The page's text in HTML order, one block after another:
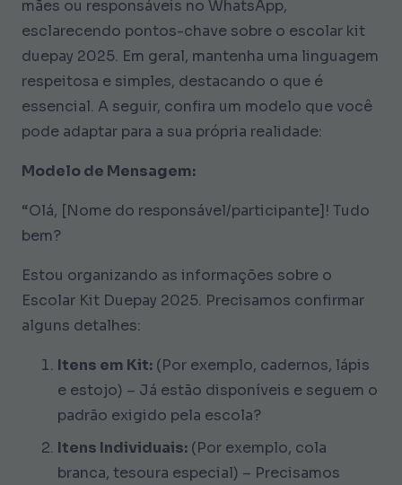
mães ou responsáveis no WhatsApp,
esclarecendo pontos-chave sobre o escolar kit
duepay 2025. Em geral, mantenha uma linguagem
respeitosa e simples, destacando o que é
essencial. A seguir, confira um modelo que você
pode adaptar para a sua própria realidade:
Modelo de Mensagem:
“Olá, [Nome do responsável/participante]! Tudo
bem?
Estou organizando as informações sobre o
Escolar Kit Duepay 2025. Precisamos confirmar
alguns detalhes:
Itens em Kit: (Por exemplo, cadernos, lápis
e estojo) – Já estão disponíveis e seguem o
padrão exigido pela escola?
Itens Individuais: (Por exemplo, cola
branca, tesoura especial) – Precisamos